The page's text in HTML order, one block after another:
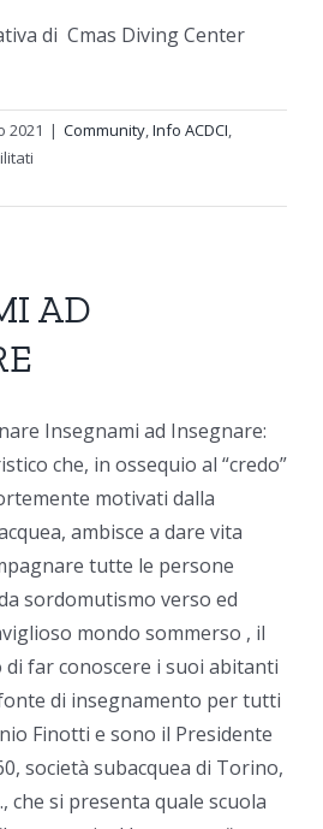
di Cmas Diving Center
2021 | Community,Info ACDCI,
di
2021
AD
Insegnami ad Insegnare:
che, in ossequio al “credo”
motivati dalla
ambisce a dare vita
tutte le persone
sordomutismo verso ed
mondo sommerso , il
di far conoscere i suoi abitanti
di insegnamento per tutti
Finotti e sono il Presidente
società subacquea di Torino,
che si presenta quale scuola